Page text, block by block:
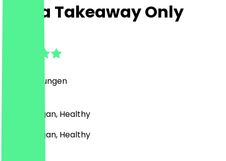
Stella Takeaway Only
Bewertungen
Pasta, Vegan, Healthy
Pasta, Vegan, Healthy